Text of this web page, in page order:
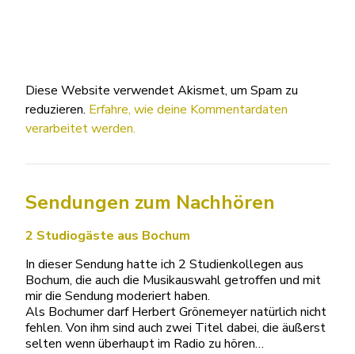
Diese Website verwendet Akismet, um Spam zu
reduzieren. Erfahre, wie deine Kommentardaten
verarbeitet werden.
Sendungen zum Nachhören
2 Studiogäste aus Bochum
In dieser Sendung hatte ich 2 Studienkollegen aus
Bochum, die auch die Musikauswahl getroffen und mit
mir die Sendung moderiert haben.
Als Bochumer darf Herbert Grönemeyer natürlich nicht
fehlen. Von ihm sind auch zwei Titel dabei, die äußerst
selten wenn überhaupt im Radio zu hören…